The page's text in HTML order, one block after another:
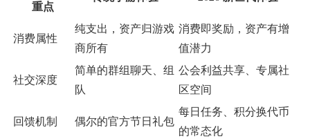
重点
消费属性
纯支出，资产归游戏
商所有
消费即奖励，资产有增
值潜力
社交深度
简单的群组聊天、组
队
公会利益共享、专属社
区空间
回馈机制 偶尔的官方节日礼包
每日任务、积分换代币
的常态化